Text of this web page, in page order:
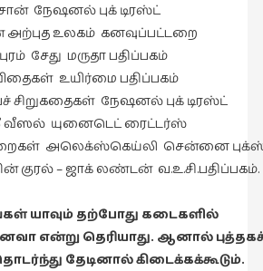
நேஷனல் புக் டிரஸ்ட்
உலகம் கனவுப்பட்டறை
சேது மருதா பதிப்பகம்
உயிர்மை பதிப்பகம்
சிறுகதைகள் நேஷனல் புக் டிரஸ்ட்
வீஸல் யுனைடெட் ரைட்டர்ஸ்
அலெக்ஸ்கெய்லி சென்னை
குரல் – ஜாக் லண்டன் வ.உ.சி.பதிப்பகம்.
யாவும் தற்போது கடைகளில்
என்று தெரியாது. ஆனால்
தேடினால் கிடைக்கக்கூடும்.